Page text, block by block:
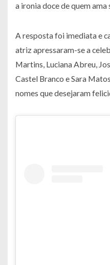
a ironia doce de quem ama
A resposta foi imediata e
atriz apressaram-se a
Martins, Luciana Abreu,
Castel Branco e Sara
nomes que desejaram